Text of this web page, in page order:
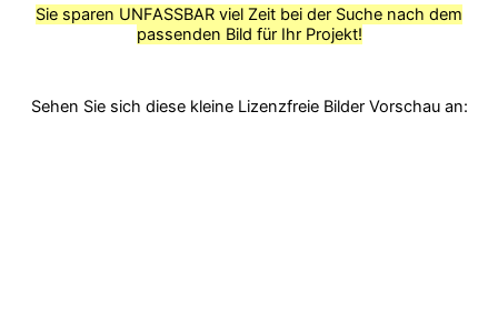
Sie sparen UNFASSBAR viel Zeit bei der Suche nach dem
passenden Bild für Ihr Projekt!
Sehen Sie sich diese kleine Lizenzfreie Bilder Vorschau an: